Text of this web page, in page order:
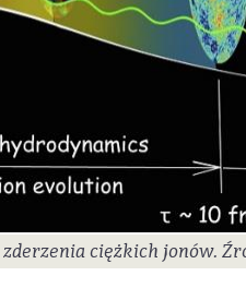
ciężkich jonów.